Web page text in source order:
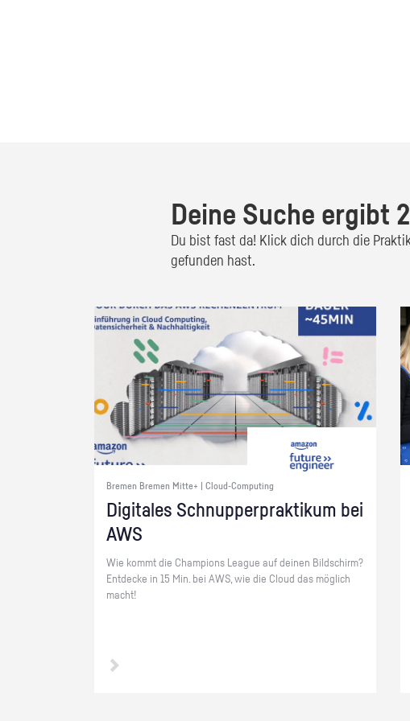
Deine Suche ergibt
Du bist fast da! Klick dich durch die
gefunden hast.
Bremen Bremen Mitte+ | Cloud-Computing
Di­gi­ta­les Schnup­per­prak­ti­kum bei
AWS
Wie kommt die Cham­pi­ons Le­ague auf dei­nen Bild­schirm?
Ent­de­cke in 15 Min. bei AWS, wie die Cloud das mög­lich
macht!